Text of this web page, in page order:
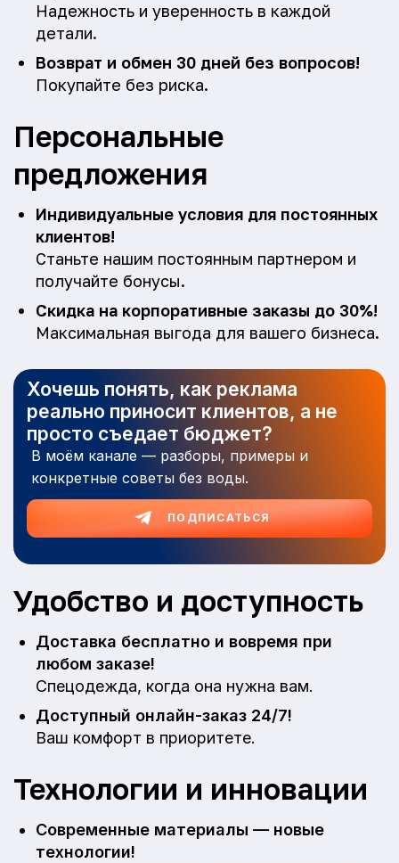
Надежность и уверенность в каждой
детали.
Возврат и обмен 30 дней без вопросов!
Покупайте без риска.
Персональные
предложения
Индивидуальные условия для постоянных
клиентов!
Станьте нашим постоянным партнером и
получайте бонусы.
Скидка на корпоративные заказы до 30%!
Максимальная выгода для вашего бизнеса.
Хочешь понять, как реклама
реально приносит клиентов, а не
просто съедает бюджет?
В моём канале — разборы, примеры и
конкретные советы без воды.
ПОДПИСАТЬСЯ
Удобство и доступность
Доставка бесплатно и вовремя при
любом заказе!
Спецодежда, когда она нужна вам.
Доступный онлайн-заказ 24/7!
Ваш комфорт в приоритете.
Технологии и инновации
Современные материалы — новые
технологии!